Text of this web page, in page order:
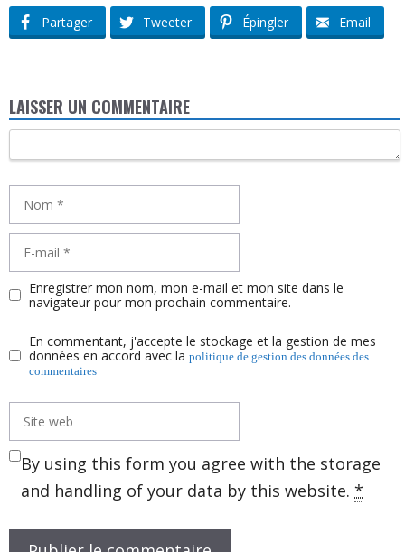
Partager Tweeter Épingler Email
LAISSER UN COMMENTAIRE
Nom
mail
Enregistrer mon nom, mon e-mail et mon site dans le
navigateur pour mon prochain commentaire.
En commentant, j'accepte le stockage et la gestion de mes
données en accord avec la politique de gestion des données des
commentaires
Site
web
By using this form you agree with the storage
and handling of your data by this website. *